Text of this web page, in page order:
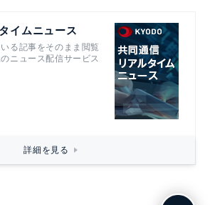
イムニュース
る記事をそのまま閲覧
ニュース配信サービス
詳細を見る